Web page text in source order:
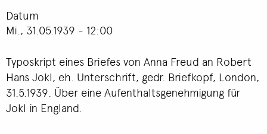
Datum
Mi., 31.05.1939 - 12:00
Typoskript eines Briefes von Anna Freud an Robert
Hans Jokl, eh. Unterschrift, gedr. Briefkopf, London,
31.5.1939. Über eine Aufenthaltsgenehmigung für
Jokl in England.